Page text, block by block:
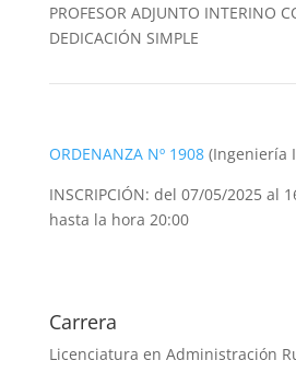
PROFESOR ADJUNTO INTERINO
DEDICACIÓN SIMPLE
ORDENANZA Nº 1908(Ingeniería
INSCRIPCIÓN: del 07/05/2025 al
hasta la hora 20:00
Carrera
Licenciatura en Administración